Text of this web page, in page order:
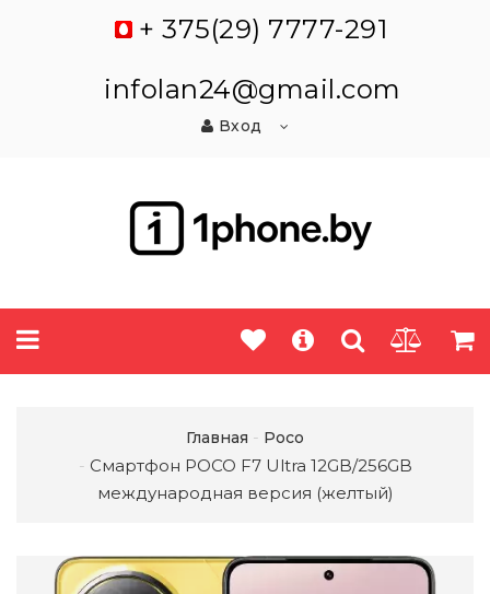
+ 375(29) 7777-291
infolan24@gmail.com
Вход
Главная Poco
Смартфон POCO F7 Ultra 12GB/256GB
международная версия (желтый)